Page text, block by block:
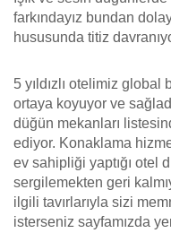
farkındayız bundan
hususunda titiz
5 yıldızlı otelimiz
ortaya koyuyor ve
düğün mekanları
ediyor. Konaklama
ev sahipliği yaptığı otel
sergilemekten geri
ilgili tavırlarıyla sizi
isterseniz sayfamızda